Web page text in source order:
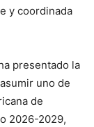
y coordinada
presentado la
uno de
de
2026-2029,